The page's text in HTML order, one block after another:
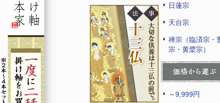
日蓮宗
天台宗
禅宗（臨済宗・
宗・黄檗宗）
～9,999円